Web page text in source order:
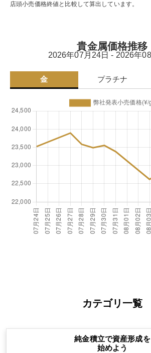
店頭小売価格終値と比較して算出しています。
貴金属価格推移
2026年07月24日 - 2026年
金 プラチナ
カテゴリ一覧
純金積立で資産形成を
始めよう